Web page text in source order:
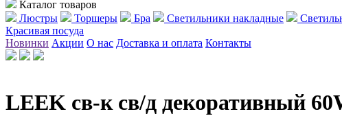
Каталог товаров
Люстры
Торшеры Бра Светильники накладные
Красивая посуда
Новинки Акции О нас Доставка и оплата Контакты
LEEK св-к св/д декоративный